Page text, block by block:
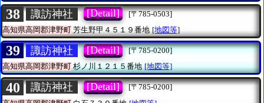
38 諏訪神社 [Detail]
[〒785-0503]
高知県高岡郡津野町芳生野甲４５１９番地 [地図等]
39 諏訪神社 [Detail]
[〒785-0200]
高知県高岡郡津野町杉ノ川１２１５番地 [地図等]
40 諏訪神社 [Detail]
[〒785-0200]